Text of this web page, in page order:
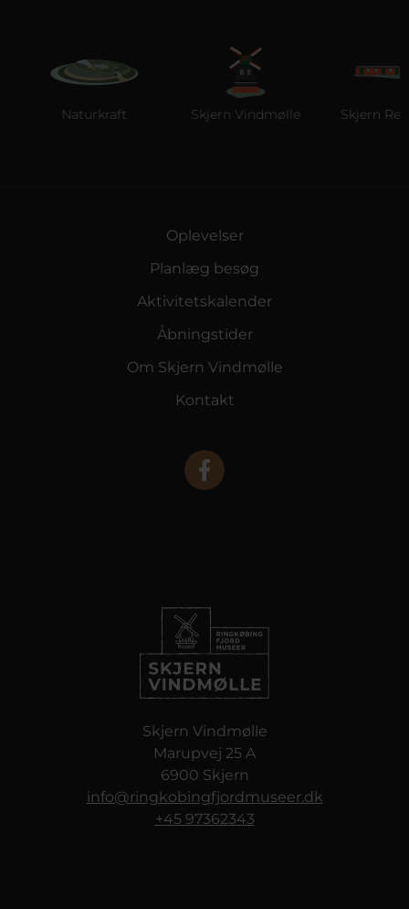
Naturkraft Skjern Vindmølle Skjern
Oplevelser
Planlæg besøg
Aktivitetskalender
Åbningstider
Om Skjern Vindmølle
Kontakt
Skjern Vindmølle
Marupvej 25 A
6900 Skjern
info@ringkobingfjordmuseer.dk
+45 97362343